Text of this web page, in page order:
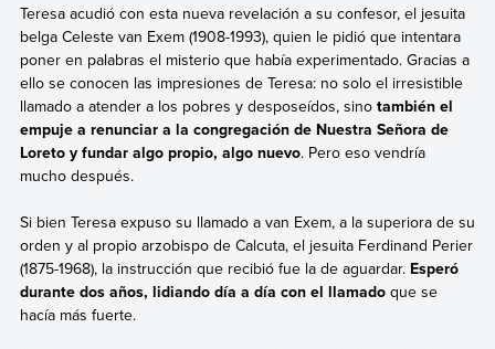
Teresa acudió con esta nueva revelación a su confesor, el jesuita
belga Celeste van Exem (1908-1993), quien le pidió que intentara
poner en palabras el misterio que había experimentado. Gracias a
ello se conocen las impresiones de Teresa: no solo el irresistible
llamado a atender a los pobres y desposeídos, sino también el
empuje a renunciar a la congregación de Nuestra Señora de
Loreto y fundar algo propio, algo nuevo. Pero eso vendría
mucho después.
Si bien Teresa expuso su llamado a van Exem, a la superiora de su
orden y al propio arzobispo de Calcuta, el jesuita Ferdinand Perier
(1875-1968), la instrucción que recibió fue la de aguardar. Esperó
durante dos años, lidiando día a día con el llamado que se
hacía más fuerte.